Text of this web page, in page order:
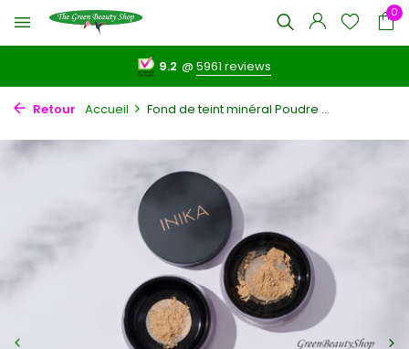
0
9.2 @5961 reviews
Retour Accueil Fond de teint minéral Poudre ...